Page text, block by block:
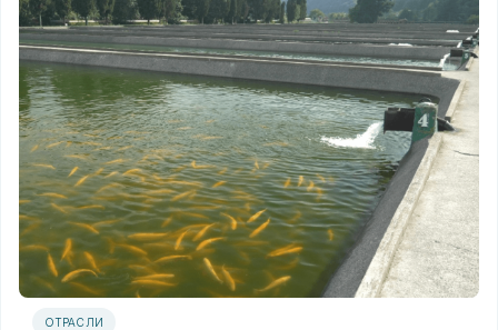
ОТРАСЛИ